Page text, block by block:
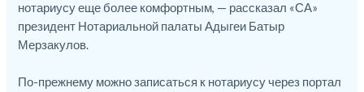
нотариусу еще более комфортным, — рассказал «СА»
президент Нотариальной палаты Адыгеи Батыр
Мерзакулов.
По-прежнему можно записаться к нотариусу через портал